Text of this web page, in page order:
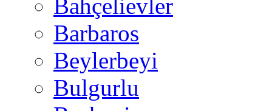
Bahçelievler
Barbaros
Beylerbeyi
Bulgurlu